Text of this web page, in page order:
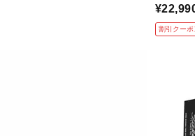
割引クーポ